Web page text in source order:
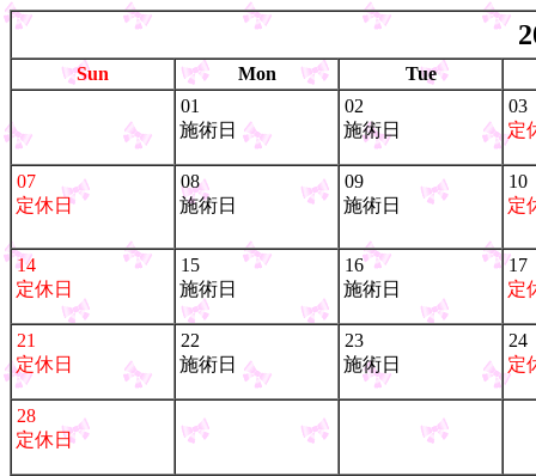
Sun Mon
Tue
01
施術日
02
施術日
03
定
07
定休日
08
施術日
09
施術日
10
定
14
定休日
15
施術日
16
施術日
17
定
21
定休日
22
施術日
23
施術日
24
定
28
定休日